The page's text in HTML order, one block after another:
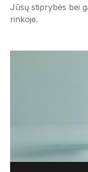
Jūsų stiprybės bei
rinkoje.